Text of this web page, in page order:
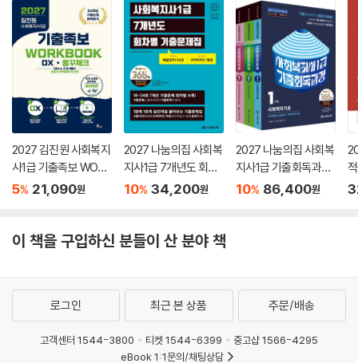
2027 김진원 사회복지
사1급 기출족보 WORK
BOOK OX·빵꾸체크
5% 21,090원
2027 나눔의집 사회복
지사1급 7개년도 회차
별 기출문제집
10% 34,200원
2027 나눔의집 사회복
지사1급 기출회독과정
세트
10% 86,400원
이 책을 구입하신 분들이 산 분야 책
로그인 최근 본 상품 주문/배송
고객센터 1544-3800 티켓 1544-6399
중고샵 1566-4295
eBook 1:1문의/채팅상담